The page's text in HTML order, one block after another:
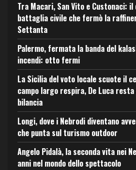
Tra Macari, San Vito e Custonaci:
battaglia civile che fermò la
Settanta
Palermo, fermata la banda del
incendi: otto fermi
La Sicilia del voto locale scuote il
campo largo respira, De Luca
bilancia
Longi, dove i Nebrodi diventano
che punta sul turismo outdoor
Angelo Pidalà, la seconda vita nei
anni nel mondo dello spettacolo